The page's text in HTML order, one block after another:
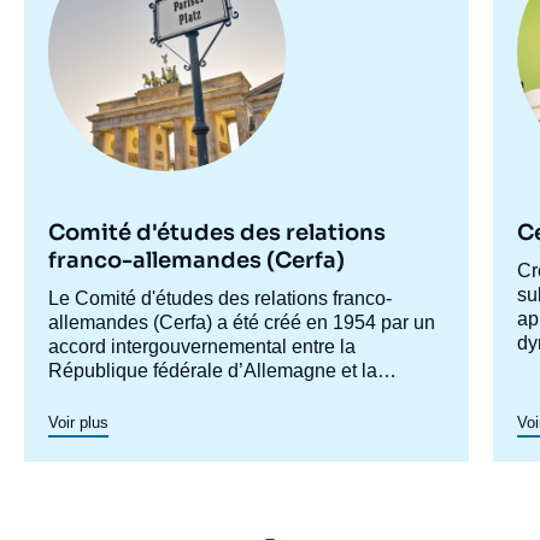
Comité d'études des relations
franco-allemandes (Cerfa)
Accroche
centre
Le Comité d'études des relations franco-
allemandes (Cerfa) a été créé en 1954 par un
accord intergouvernemental entre la
République fédérale d’Allemagne et la
l'Allemagne en France et analyser les
relations franco-allemandes y compris dans
leurs dimensions européennes et
Voir plus
le